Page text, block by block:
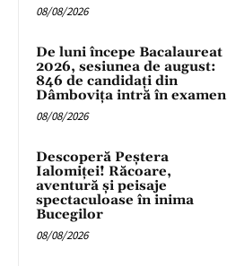
08/08/2026
De luni începe Bacalaureat
2026, sesiunea de august:
846 de candidați din
Dâmbovița intră în examen
08/08/2026
Descoperă Peștera
Ialomiței! Răcoare,
aventură și peisaje
spectaculoase în inima
Bucegilor
08/08/2026